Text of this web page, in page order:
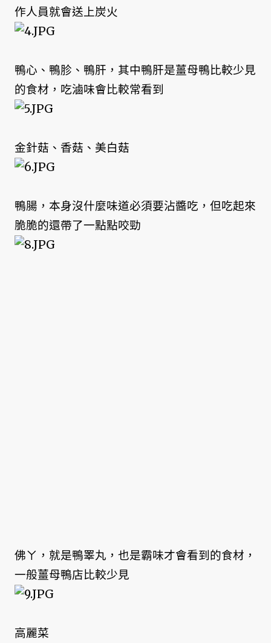
作人員就會送上炭火
鴨心、鴨胗、鴨肝，其中鴨肝是薑母鴨比較少見
的食材，吃滷味會比較常看到
金針菇、香菇、美白菇
鴨腸，本身沒什麼味道必須要沾醬吃，但吃起來
脆脆的還帶了一點點咬勁
佛ㄚ，就是鴨睪丸，也是霸味才會看到的食材，
一般薑母鴨店比較少見
高麗菜